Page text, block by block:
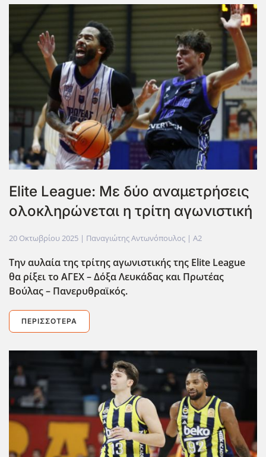
Elite League: Με δύο αναμετρήσεις
ολοκληρώνεται η τρίτη αγωνιστική
20 Οκτωβρίου 2025 | Παναγιώτης Αντωνόπουλος | A2
Την αυλαία της τρίτης αγωνιστικής της Elite League
θα ρίξει το ΑΓΕΧ – Δόξα Λευκάδας και Πρωτέας
Βούλας – Πανερυθραϊκός.
ΠΕΡΙΣΣΌΤΕΡΑ